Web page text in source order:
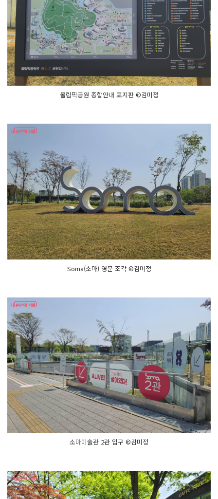
올림픽공원 종합안내 표지판 ©김미정
Soma(소마) 영문 조각 ©김미정
소마미술관 2관 입구 ©김미정